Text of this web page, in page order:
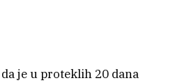
je u proteklih 20 dana